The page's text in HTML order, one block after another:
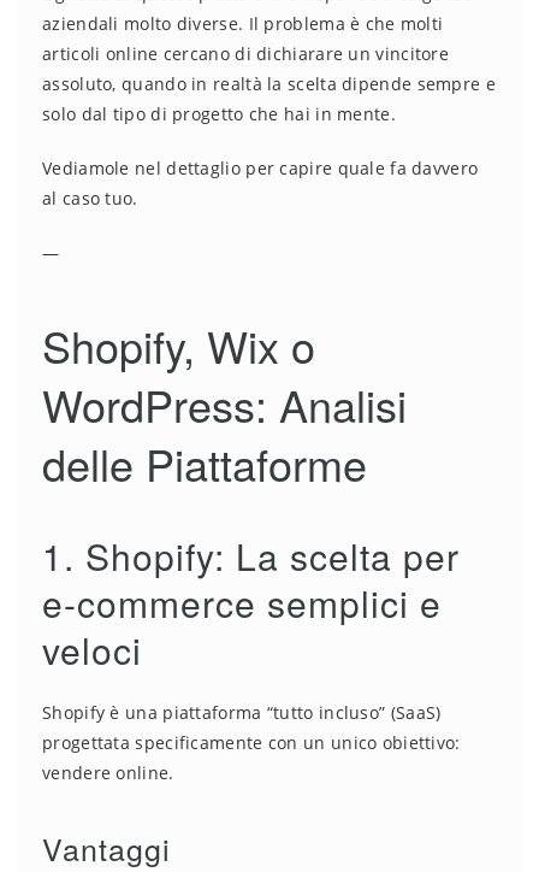
aziendali molto diverse. Il problema è che molti
articoli online cercano di dichiarare un vincitore
assoluto, quando in realtà la scelta dipende sempre e
solo dal tipo di progetto che hai in mente.
Vediamole nel dettaglio per capire quale fa davvero
al caso tuo.
—
Shopify, Wix o
WordPress: Analisi
delle Piattaforme
1. Shopify: La scelta per
e-commerce semplici e
veloci
Shopify è una piattaforma “tutto incluso” (SaaS)
progettata specificamente con un unico obiettivo:
vendere online.
Vantaggi